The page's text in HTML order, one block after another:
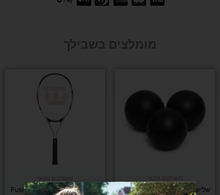
מומלצים בשבילך
שלישיית כדורי מטקות 2 נקודות
מחבט טניס Fusion XL Tennis
למוצר
מספר
סוגים.
ניתן
לבחור
המוצר